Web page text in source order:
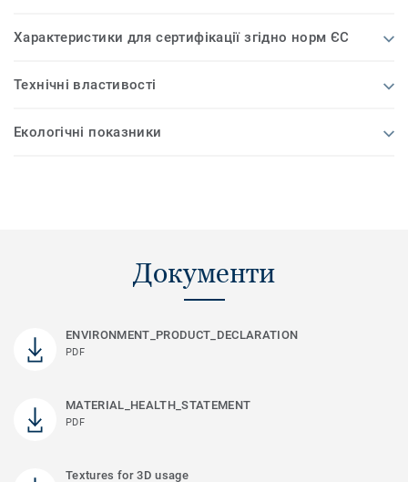
Характеристики для сертифікації згідно норм ЄС
Технічні властивості
Екологічні показники
Документи
ENVIRONMENT_PRODUCT_DECLARATION
PDF
MATERIAL_HEALTH_STATEMENT
PDF
Textures for 3D usage